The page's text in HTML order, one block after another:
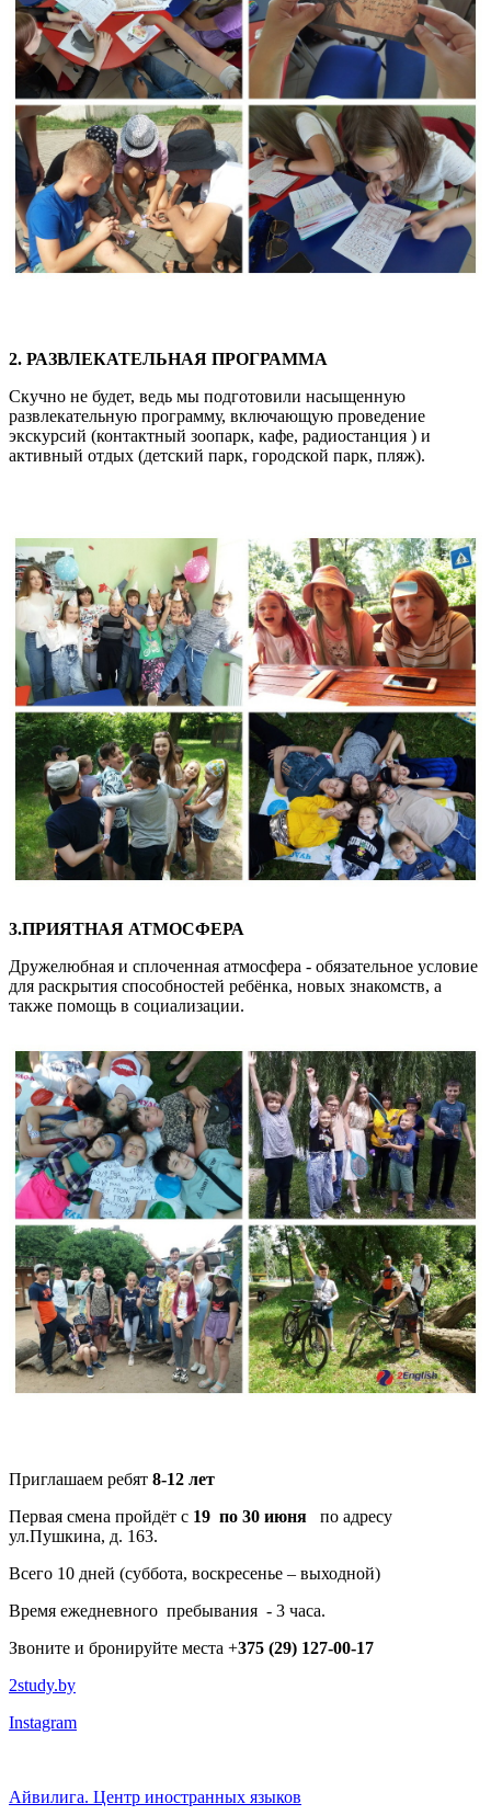
2. РАЗВЛЕКАТЕЛЬНАЯ ПРОГРАММА
Скучно не будет, ведь мы подготовили насыщенную
развлекательную программу, включающую проведение
экскурсий (контактный зоопарк, кафе, радиостанция ) и
активный отдых (детский парк, городской парк, пляж).
3.ПРИЯТНАЯ АТМОСФЕРА
Дружелюбная и сплоченная атмосфера - обязательное условие
для раскрытия способностей ребёнка, новых знакомств, а
также помощь в социализации.
Приглашаем ребят 8-12 лет
Первая смена пройдёт с 19 по 30 июня
по адресу
ул.Пушкина, д. 163.
Всего 10 дней (суббота, воскресенье – выходной)
Время ежедневного пребывания - 3 часа.
Звоните и бронируйте места +375 (29) 127-00-17
2study.by
Instagram
Айвилига. Центр иностранных языков